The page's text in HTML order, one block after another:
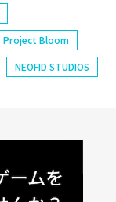
Project Bloom
NEOFID STUDIOS